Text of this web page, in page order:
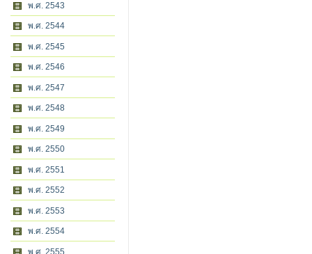
พ.ศ. 2543
พ.ศ. 2544
พ.ศ. 2545
พ.ศ. 2546
พ.ศ. 2547
พ.ศ. 2548
พ.ศ. 2549
พ.ศ. 2550
พ.ศ. 2551
พ.ศ. 2552
พ.ศ. 2553
พ.ศ. 2554
พ.ศ. 2555